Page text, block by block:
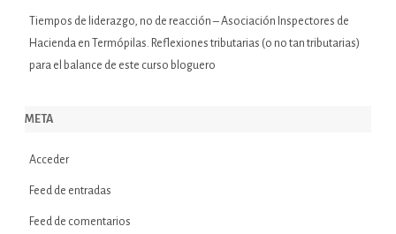
Tiempos de liderazgo, no de reacción – Asociación Inspectores de
Hacienda en
Termópilas. Reflexiones tributarias (o no tan tributarias)
para el balance de este curso bloguero
META
Acceder
Feed de entradas
Feed de comentarios